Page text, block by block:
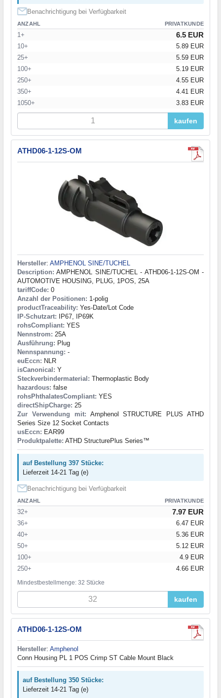
Benachrichtigung bei Verfügbarkeit
ANZAHL PRIVATKUNDE
1+ 6.5 EUR
10+
5.89 EUR
25+
5.59 EUR
100+
5.19 EUR
250+
4.55 EUR
350+
4.41 EUR
1050+
3.83 EUR
kaufen
ATHD06-1-12S-OM
Hersteller: AMPHENOL SINE/TUCHEL
Description: AMPHENOL SINE/TUCHEL - ATHD06-1-12S-OM -
AUTOMOTIVE HOUSING, PLUG, 1POS, 25A
tariffCode: 0
Anzahl der Positionen: 1-polig
productTraceability: Yes-Date/Lot Code
IP-Schutzart: IP67, IP69K
rohsCompliant: YES
Nennstrom: 25A
Ausführung: Plug
Nennspannung: -
euEccn: NLR
isCanonical: Y
Steckverbindermaterial: Thermoplastic Body
hazardous: false
rohsPhthalatesCompliant: YES
directShipCharge: 25
Zur Verwendung mit: Amphenol STRUCTURE PLUS ATHD
Series Size 12 Socket Contacts
usEccn: EAR99
Produktpalette: ATHD StructurePlus Series™
auf Bestellung 397 Stücke:
Lieferzeit 14-21 Tag (e)
Benachrichtigung bei Verfügbarkeit
ANZAHL PRIVATKUNDE
32+ 7.97 EUR
36+
6.47 EUR
40+
5.36 EUR
50+
5.12 EUR
100+
4.9 EUR
250+
4.66 EUR
Mindestbestellmenge: 32 Stücke
kaufen
ATHD06-1-12S-OM
Hersteller: Amphenol
Conn Housing PL 1 POS Crimp ST Cable Mount Black
auf Bestellung 350 Stücke:
Lieferzeit 14-21 Tag (e)